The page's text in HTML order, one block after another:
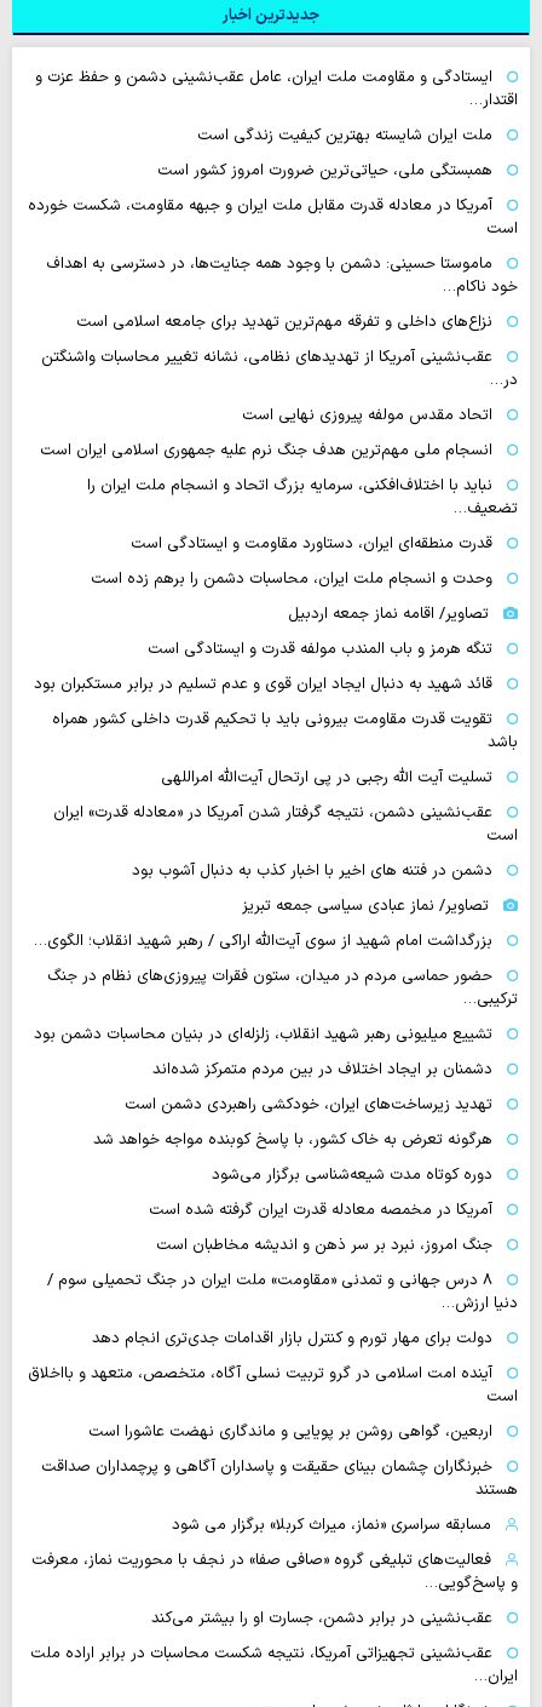
جدیدترین اخبار
ایستادگی و مقاومت ملت ایران، عامل عقب‌نشینی دشمن و حفظ عزت و
اقتدار…
ملت ایران شایسته بهترین کیفیت زندگی است
همبستگی ملی، حیاتی‌ترین ضرورت امروز کشور است
آمریکا در معادله قدرت مقابل ملت ایران و جبهه مقاومت، شکست خورده
است
ماموستا حسینی: دشمن با وجود همه جنایت‌ها، در دسترسی به اهداف
خود ناکام…
نزاع‌های داخلی و تفرقه مهم‌ترین تهدید برای جامعه اسلامی است
عقب‌نشینی آمریکا از تهدیدهای نظامی، نشانه تغییر محاسبات واشنگتن
در…
اتحاد مقدس مولفه پیروزی نهایی است
انسجام ملی مهم‌ترین هدف جنگ نرم علیه جمهوری اسلامی ایران است
نباید با اختلاف‌افکنی، سرمایه بزرگ اتحاد و انسجام ملت ایران را
تضعیف…
قدرت منطقه‌ای ایران، دستاورد مقاومت و ایستادگی است
وحدت و انسجام ملت ایران، محاسبات دشمن را برهم زده است
تصاویر/ اقامه نماز جمعه اردبیل
تنگه‌ هرمز و باب المندب مولفه قدرت و ایستادگی است
قائد شهید به دنبال ایجاد ایران قوی و عدم تسلیم در برابر مستکبران بود
تقویت قدرت مقاومت بیرونی باید با تحکیم قدرت داخلی کشور همراه
باشد
تسلیت آیت الله رجبی در پی ارتحال آیت‌الله امراللهی
عقب‌نشینی دشمن، نتیجه گرفتار شدن آمریکا در «معادله قدرت» ایران
است
دشمن در فتنه های اخیر با اخبار کذب به دنبال آشوب بود
تصاویر/ نماز عبادی سیاسی جمعه تبریز
بزرگداشت امام شهید از سوی آیت‌الله اراکی / رهبر شهید انقلاب؛ الگوی…
حضور حماسی مردم در میدان، ستون فقرات پیروزی‌های نظام در جنگ
ترکیبی…
تشییع میلیونی رهبر شهید انقلاب، زلزله‌ای در بنیان محاسبات دشمن بود
دشمنان بر ایجاد اختلاف در بین مردم متمرکز شده‌اند
تهدید زیرساخت‌های ایران، خودکشی راهبردی دشمن است
هرگونه تعرض به خاک کشور، با پاسخ کوبنده مواجه خواهد شد
دوره کوتاه مدت شیعه‌شناسی برگزار می‌شود
آمریکا در مخمصه معادله قدرت ایران گرفته شده است
جنگ امروز، نبرد بر سر ذهن و اندیشه مخاطبان است
۸ درس جهانی و تمدنی «مقاومت» ملت ایران در جنگ تحمیلی سوم /
دنیا ارزش…
دولت برای مهار تورم و کنترل بازار اقدامات جدی‌تری انجام دهد
آینده امت اسلامی در گرو تربیت نسلی آگاه، متخصص، متعهد و بااخلاق
است
اربعین، گواهی روشن بر پویایی و ماندگاری نهضت عاشورا است
خبرنگاران چشمان بینای حقیقت و پاسداران آگاهی و پرچمداران صداقت
هستند
مسابقه سراسری «نماز، میراث کربلا» برگزار می شود
فعالیت‌های تبلیغی گروه «صافی صفا» در نجف با محوریت نماز، معرفت
و پاسخ‌گویی…
عقب‌نشینی در برابر دشمن، جسارت او را بیشتر می‌کند
عقب‌نشینی تجهیزاتی آمریکا، نتیجه شکست محاسبات در برابر اراده ملت
ایران…